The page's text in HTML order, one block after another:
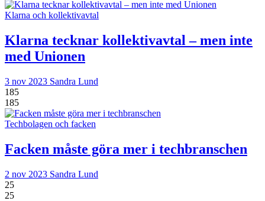
Klarna och kollektivavtal
Klarna tecknar kollektivavtal – men inte
med Unionen
3 nov 2023 Sandra Lund
185
185
Techbolagen och facken
Facken måste göra mer i techbranschen
2 nov 2023 Sandra Lund
25
25